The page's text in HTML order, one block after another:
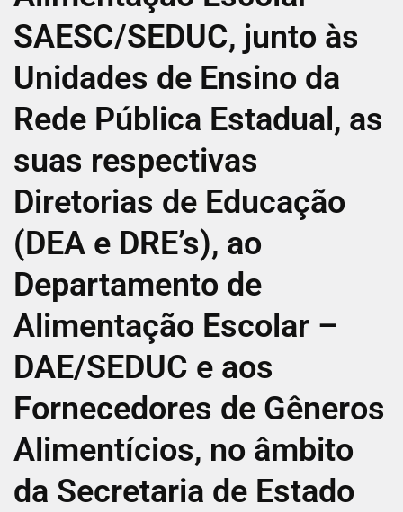
SAESC/SEDUC, junto às
Unidades de Ensino da
Rede Pública Estadual, as
suas respectivas
Diretorias de Educação
(DEA e DRE’s), ao
Departamento de
Alimentação Escolar –
DAE/SEDUC e aos
Fornecedores de Gêneros
Alimentícios, no âmbito
da Secretaria de Estado